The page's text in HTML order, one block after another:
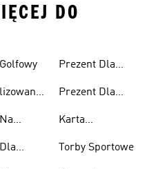
DO
Prezent Dla
Prezent Dla
Karta
adidas
Torby Sportowe